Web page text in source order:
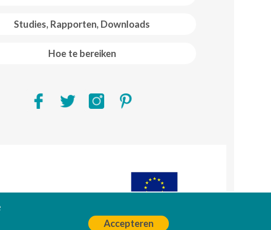
Studies, Rapporten, Downloads
Hoe te bereiken
(FEDER)
Accepteren